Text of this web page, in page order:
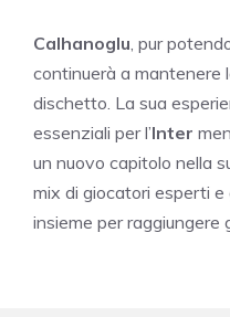
Calhanoglu, pur
continuerà a mantenere
dischetto. La sua
essenziali per l’Inter
un nuovo capitolo nella
mix di giocatori esperti
insieme per raggiungere